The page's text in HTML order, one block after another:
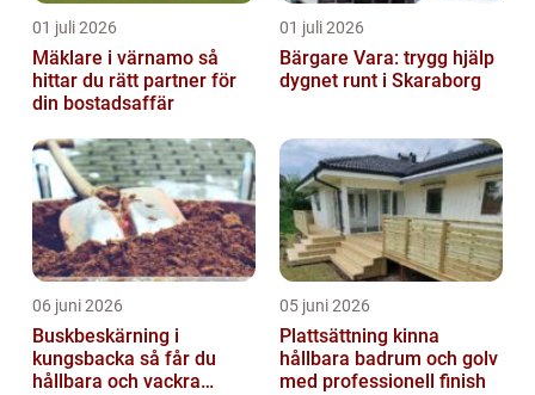
01 juli 2026
Mäklare i värnamo så
hittar du rätt partner för
din bostadsaffär
01 juli 2026
Bärgare Vara: trygg hjälp
dygnet runt i Skaraborg
06 juni 2026
Buskbeskärning i
kungsbacka så får du
hållbara och vackra
05 juni 2026
Plattsättning kinna
hållbara badrum och golv
med professionell finish